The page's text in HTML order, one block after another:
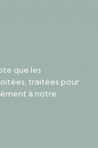
que les
traitées pour
à notre